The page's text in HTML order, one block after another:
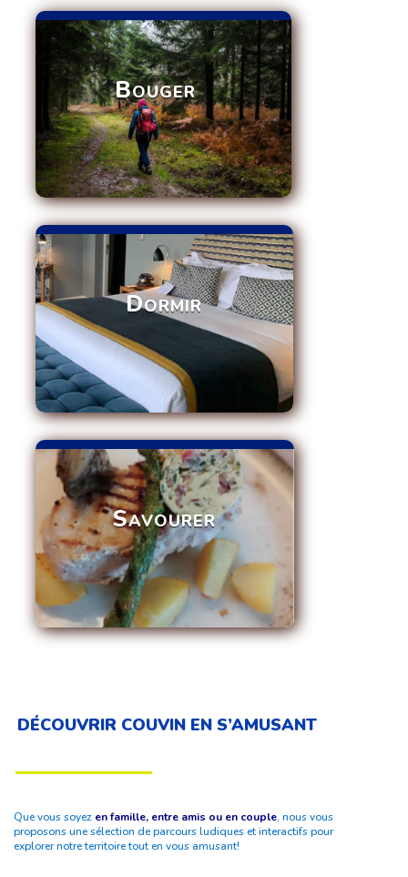
Bouger
Dormir
Savourer
DÉCOUVRIR COUVIN EN S’AMUSANT
Que vous soyez en famille, entre amis ou en couple, nous vous
proposons une sélection de parcours ludiques et interactifs pour
explorer notre territoire tout en vous amusant!